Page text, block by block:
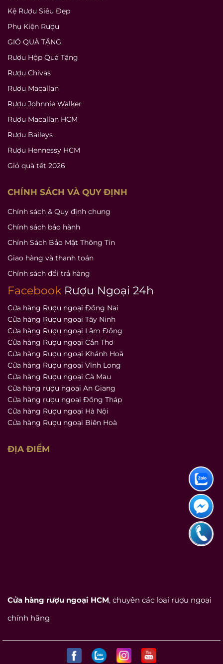
Kệ Rượu Siêu Đẹp
Phụ Kiện Rượu
GIỎ QUÀ TẶNG
Rượu Hộp Quà Tặng
Rượu Chivas
Rượu Macallan
Rượu Johnnie Walker
Rượu Macallan HCM
Rượu Baileys
Rượu Hennessy HCM
Giỏ quà tết 2026
CHÍNH SÁCH VÀ QUY ĐỊNH
Chính sách & Quy định chung
Chính sách bảo hành
Chính Sách Bảo Mật Thông Tin
Giao hàng và thanh toán
Chính sách đổi trả hàng
Facebook Rượu Ngoại 24h
Cửa hàng Rượu ngoại Đồng Nai
Cửa hàng Rượu ngoại Tây Ninh
Cửa hàng Rượu ngoại Lâm Đồng
Cửa hàng Rượu ngoại Cần Thơ
Cửa hàng Rượu ngoại Khánh Hoà
Cửa hàng Rượu ngoại Vĩnh Long
Cửa hàng Rượu ngoại Cà Mau
Cửa hàng rượu ngoại An Giang
Cửa hàng rượu ngoại Đồng Tháp
Cửa hàng Rượu ngoại Hà Nội
Cửa hàng Rượu ngoại Biên Hoà
ĐỊA ĐIỂM
Cửa hàng rượu ngoại HCM, chuyên các loại rượu ngoại
chính hãng